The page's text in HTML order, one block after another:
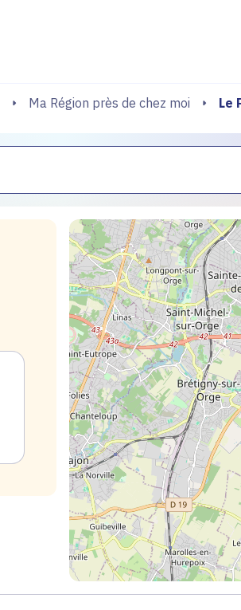
Ma Région près de chez moi Le